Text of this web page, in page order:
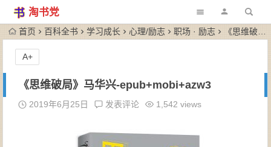
淘书党
首页 百科全书 学习成长 心理/励志 职场 · 励志 《思维破局》马华兴-epub+mobi+azw3
《思维破局》马华兴-epub+mobi+azw3
2019年6月25日 发表评论 1,542 views
A+